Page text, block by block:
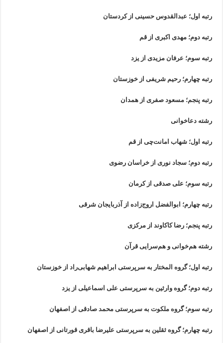
رتبه اول؛ عبدالقدوس حسینی از کردستان
رتبه دوم؛ مهدی اکبری از قم
رتبه سوم؛ عرفان مزیدی از یزد
رتبه چهارم؛ رحیم شریفی از خوزستان
رتبه پنجم؛ مسعود صفری از همدان
رشته دعاخوانی
رتبه اول؛ شهاب امانت‌چی از قم
رتبه دوم؛ سجاد نوری از خراسان رضوی
رتبه سوم؛ علی صدقی از کرمان
رتبه چهارم؛ ابوالفضل اروج‌زاده از آذربایجان شرقی
رتبه پنجم؛ رضا کاکاوند از مرکزی
رشته هم‌خوانی و هم‌سرایی قرآن
رتبه اول؛ گروه المختار به سرپرستی ابراهیم شهابی‌راد از خوزستان
رتبه دوم؛ گروه وارثین به سرپرستی علی اسماعیلی از یزد
رتبه سوم؛ گروه ملکوت به سرپرستی محمد صادقی از اصفهان
رتبه چهارم؛ گروه ثقلین به سرپرستی علیرضا باقری قورتانی از اصفهان